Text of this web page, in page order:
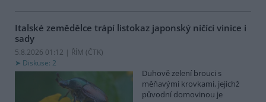
Italské zemědělce trápí listokaz japonský ničící vinice i
sady
5.8.2026 01:12 | ŘÍM (ČTK)
Diskuse: 2
Duhově zelení brouci s
měňavými krovkami, jejichž
původní domovinou je